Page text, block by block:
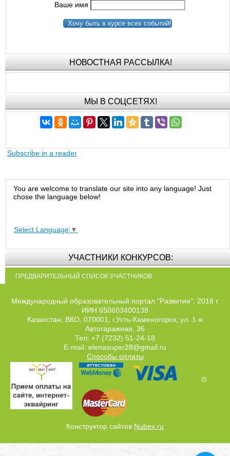
Ваше имя
Хочу быть в курсе всех событий!
НОВОСТНАЯ РАССЫЛКА!
МЫ В СОЦСЕТЯХ!
Subscribe in a reader
You are welcome to translate our site into any language! Just
chose the language below!
Select Language ▼
УЧАСТНИКИ КОНКУРСОВ:
ПРЕДВАРИТЕЛЬНЫЙ СПИСОК УЧАСТНИКОВ
Международный образовательный портал "Развитие", 2016 г.
ИИН 650603400138
Казахстан, ВКО, 070001, г.Усть-Каменогорск, ул. 1-я
Автогаражная, 36
Тел: +7 (7232) 51-24-18
E-mail: elenasuper28@gmail.ru
Способы оплаты
©
Конструктор сайтов Nubex.ru